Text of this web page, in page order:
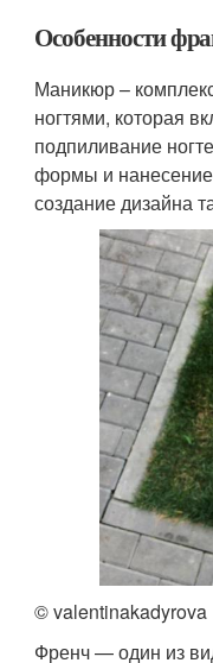
Особенности
Маникюр –
ногтями, которая
подпиливание
формы и
создание дизайна
© valentinakadyrova
Френч — один из